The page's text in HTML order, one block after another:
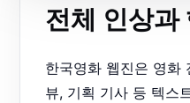
전체 인상과
한국영화 웹진은 영화
뷰, 기획 기사 등 텍스